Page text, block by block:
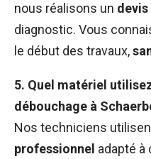
nous réalisons un
diagnostic. Vous
le début des travaux,
5. Quel matériel
débouchage à
Nos techniciens
professionnel adapté à